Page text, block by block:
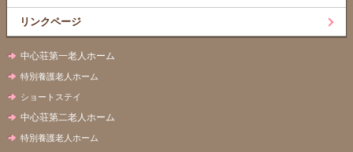
リンクページ
中心荘第一老人ホーム
特別養護老人ホーム
ショートステイ
中心荘第二老人ホーム
特別養護老人ホーム